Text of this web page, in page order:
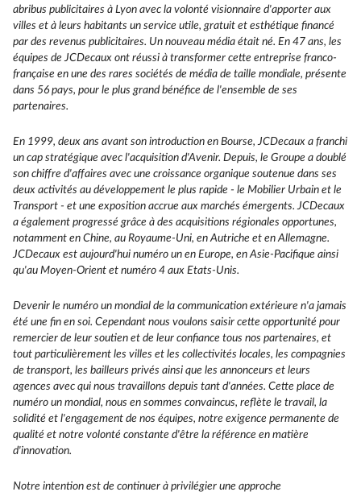
abribus publicitaires à Lyon avec la volonté visionnaire d'apporter aux
villes et à leurs habitants un service utile, gratuit et esthétique financé
par des revenus publicitaires. Un nouveau média était né. En 47 ans, les
équipes de JCDecaux ont réussi à transformer cette entreprise franco-
française en une des rares sociétés de média de taille mondiale, présente
dans 56 pays, pour le plus grand bénéfice de l'ensemble de ses
partenaires.
En 1999, deux ans avant son introduction en Bourse, JCDecaux a franchi
un cap stratégique avec l'acquisition d'Avenir. Depuis, le Groupe a doublé
son chiffre d'affaires avec une croissance organique soutenue dans ses
deux activités au développement le plus rapide - le Mobilier Urbain et le
Transport - et une exposition accrue aux marchés émergents. JCDecaux
a également progressé grâce à des acquisitions régionales opportunes,
notamment en Chine, au Royaume-Uni, en Autriche et en Allemagne.
JCDecaux est aujourd'hui numéro un en Europe, en Asie-Pacifique ainsi
qu'au Moyen-Orient et numéro 4 aux Etats-Unis.
Devenir le numéro un mondial de la communication extérieure n'a jamais
été une fin en soi. Cependant nous voulons saisir cette opportunité pour
remercier de leur soutien et de leur confiance tous nos partenaires, et
tout particulièrement les villes et les collectivités locales, les compagnies
de transport, les bailleurs privés ainsi que les annonceurs et leurs
agences avec qui nous travaillons depuis tant d'années. Cette place de
numéro un mondial, nous en sommes convaincus, reflète le travail, la
solidité et l'engagement de nos équipes, notre exigence permanente de
qualité et notre volonté constante d'être la référence en matière
d'innovation.
Notre intention est de continuer à privilégier une approche